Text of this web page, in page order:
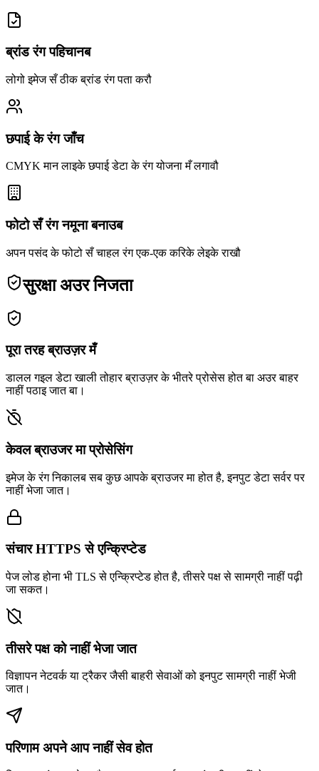
ब्रांड रंग पहिचानब
लोगो इमेज सँ ठीक ब्रांड रंग पता करौ
छपाई के रंग जाँच
CMYK मान लाइके छपाई डेटा के रंग योजना मँ लगावौ
फोटो सँ रंग नमूना बनाउब
अपन पसंद के फोटो सँ चाहल रंग एक-एक करिके लेइके राखौ
सुरक्षा अउर निजता
पूरा तरह ब्राउज़र मँ
डालल गइल डेटा खाली तोहार ब्राउज़र के भीतरे प्रोसेस होत बा अउर बाहर
नाहीं पठाइ जात बा।
केवल ब्राउजर मा प्रोसेसिंग
इमेज के रंग निकालब सब कुछ आपके ब्राउजर मा होत है, इनपुट डेटा सर्वर पर
नाहीं भेजा जात।
संचार HTTPS से एन्क्रिप्टेड
पेज लोड होना भी TLS से एन्क्रिप्टेड होत है, तीसरे पक्ष से सामग्री नाहीं पढ़ी
जा सकत।
तीसरे पक्ष को नाहीं भेजा जात
विज्ञापन नेटवर्क या ट्रैकर जैसी बाहरी सेवाओं को इनपुट सामग्री नाहीं भेजी
जात।
परिणाम अपने आप नाहीं सेव होत